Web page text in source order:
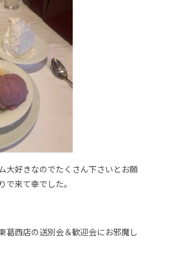
大好きなのでたくさん下さいとお願
で来て幸でした。
葛西店の送別会＆歓迎会にお邪魔し